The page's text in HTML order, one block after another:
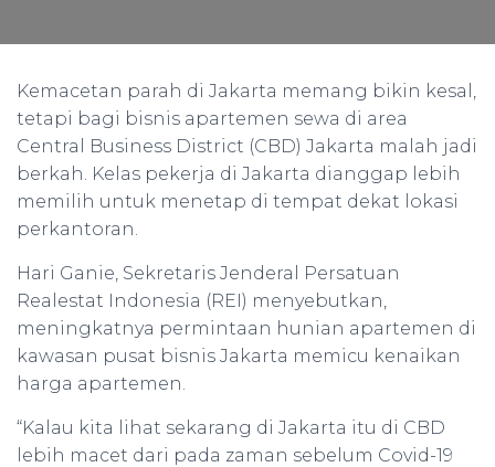
Kemacetan parah di Jakarta memang bikin kesal,
tetapi bagi bisnis apartemen sewa di area
Central Business District (CBD) Jakarta malah jadi
berkah. Kelas pekerja di Jakarta dianggap lebih
memilih untuk menetap di tempat dekat lokasi
perkantoran.
Hari Ganie, Sekretaris Jenderal Persatuan
Realestat Indonesia (REI) menyebutkan,
meningkatnya permintaan hunian apartemen di
kawasan pusat bisnis Jakarta memicu kenaikan
harga apartemen.
“Kalau kita lihat sekarang di Jakarta itu di CBD
lebih macet dari pada zaman sebelum Covid-19